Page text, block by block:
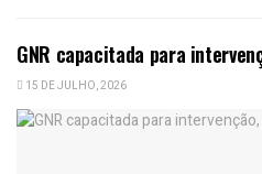
GNR capacitada para
15 DE JULHO, 2026